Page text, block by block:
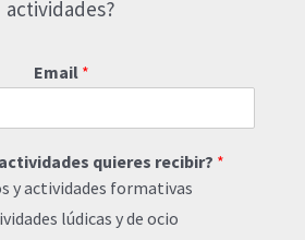
actividades?
Email *
quieres recibir? *
y actividades formativas
lúdicas y de ocio